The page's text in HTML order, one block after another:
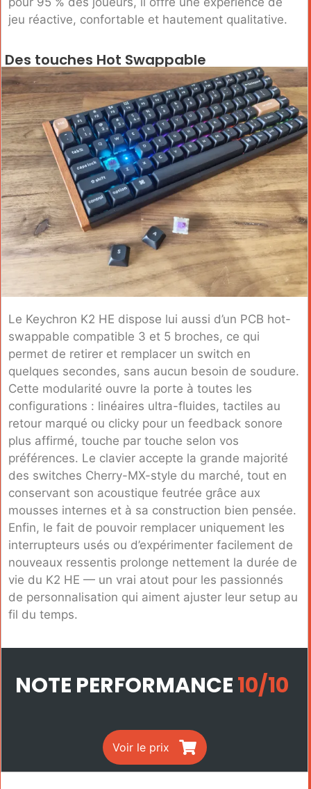
jeu réactive, confortable et hautement qualitative.
Des touches Hot Swappable
Le Keychron K2 HE dispose lui aussi d’un PCB hot-
swappable compatible 3 et 5 broches, ce qui
permet de retirer et remplacer un switch en
quelques secondes, sans aucun besoin de soudure.
Cette modularité ouvre la porte à toutes les
configurations : linéaires ultra-fluides, tactiles au
retour marqué ou clicky pour un feedback sonore
plus affirmé, touche par touche selon vos
préférences. Le clavier accepte la grande majorité
des switches Cherry-MX-style du marché, tout en
conservant son acoustique feutrée grâce aux
mousses internes et à sa construction bien pensée.
Enfin, le fait de pouvoir remplacer uniquement les
interrupteurs usés ou d’expérimenter facilement de
nouveaux ressentis prolonge nettement la durée de
vie du K2 HE — un vrai atout pour les passionnés
de personnalisation qui aiment ajuster leur setup au
fil du temps.
NOTE PERFORMANCE10/10
Voir le prix